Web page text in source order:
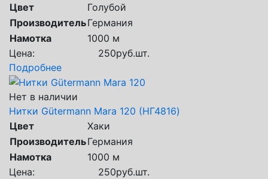
Цвет
Голубой
ПроизводительГермания
Намотка
1000 м
Цена:
250руб.шт.
Подробнее
Нет в наличии
Нитки Gütermann Mara 120 (НГ4816)
Цвет
Хаки
ПроизводительГермания
Намотка
1000 м
Цена:
250руб.шт.